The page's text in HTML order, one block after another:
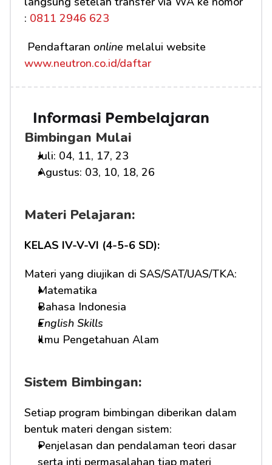
: 0811 2946 623
Pendaftaran online
www.neutron.co.id/daftar
Informasi Pembelajaran
Bimbingan Mulai
Juli: 04, 11, 17, 23
Agustus: 03, 10, 18, 26
Materi Pelajaran:
KELAS IV-V-VI (4-5-6 SD):
Materi yang diujikan di SAS/SAT/UAS/TKA:
Matematika
Bahasa Indonesia
English Skills
Ilmu Pengetahuan Alam
Sistem Bimbingan:
Setiap program bimbingan diberikan dalam
bentuk materi dengan sistem:
Penjelasan dan pendalaman teori dasar
serta inti permasalahan tiap materi